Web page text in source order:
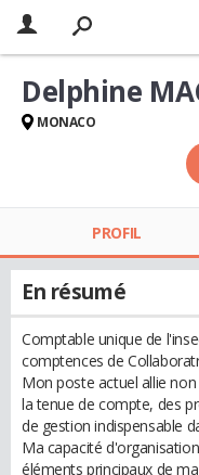
Delphine
MONACO
PROFIL
En résumé
Comptable unique de
comptences de
Mon poste actuel allie
la tenue de compte, des
de gestion indispensable
Ma capacité
éléments principaux de